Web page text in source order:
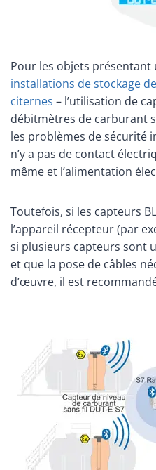
Pour les objets présentant
installations de stockage
citernes – l’utilisation de
débitmètres de carburant
les problèmes de sécurité
n’y a pas de contact
même et l’alimentation
Toutefois, si les capteurs
l’appareil récepteur (par
si plusieurs capteurs sont
et que la pose de câbles
d’œuvre, il est